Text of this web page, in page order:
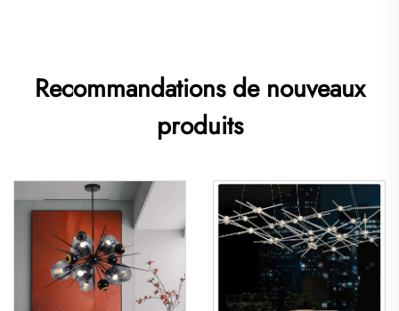
Recommandations de nouveaux
produits